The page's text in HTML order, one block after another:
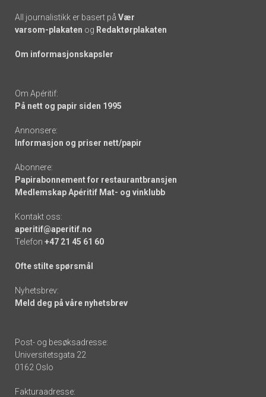
All journalistikk er basert på Vær
varsom-plakaten og Redaktørplakaten
Om informasjonskapsler
Om Apéritif:
På nett og papir siden 1995
Annonsere:
Informasjon og priser nett/papir
Abonnere:
Papirabonnement for restaurantbransjen
Medlemskap Apéritif Mat- og vinklubb
Kontakt oss:
aperitif@aperitif.no
Telefon +47 21 45 61 60
Ofte stilte spørsmål
Nyhetsbrev:
Meld deg på våre nyhetsbrev
Post- og besøksadresse:
Universitetsgata 22
0162 Oslo
Fakturaadresse: